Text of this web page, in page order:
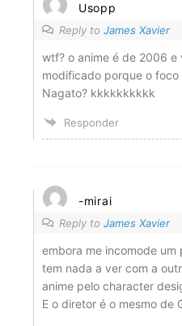
Usopp
Reply to James Xavier
wtf? o anime é de 2006
modificado porque o
Nagato? kkkkkkkkkk
Responder
-mirai
Reply to James Xavier
embora me incomode um
tem nada a ver com a
anime pelo character
E o diretor é o mesmo de